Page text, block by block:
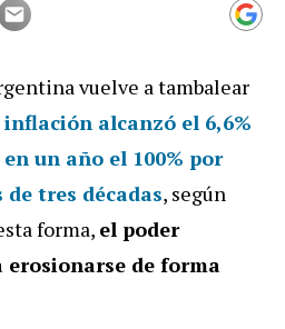
vuelve a tambalear
inflación alcanzó el 6,6%
un año el 100% por
tres décadas, según
forma, el poder
de forma